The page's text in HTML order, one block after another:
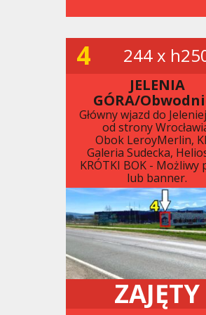
4 244 x
JELENIA
GÓRA/
Główny wjazd do
od strony
Obok LeroyMerlin,
Galeria Sudecka,
KRÓTKI BOK - Możliwy
lub banner.
ZAJĘTY